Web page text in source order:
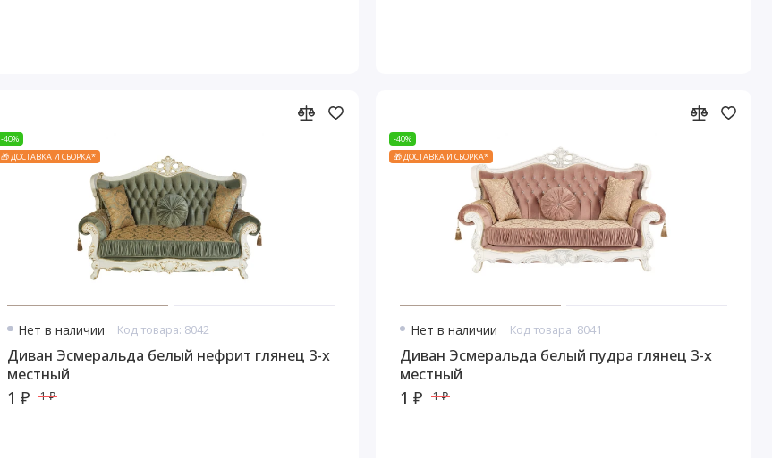
-40%
🎁 ДОСТАВКА И СБОРКА*
Нет в наличии Код товара: 8042
Диван Эсмеральда белый нефрит глянец 3-х
местный
1 ₽ 1 ₽
-40%
🎁 ДОСТАВКА И СБОРКА*
Нет в наличии Код товара: 8041
Диван Эсмеральда белый пудра глянец 3-х
местный
1 ₽ 1 ₽